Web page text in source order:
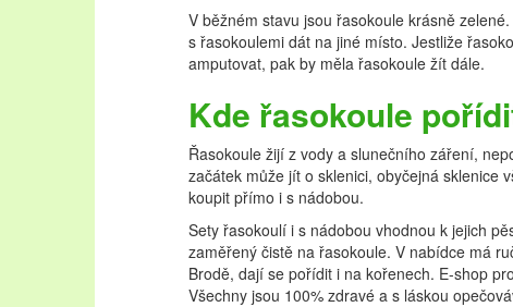
V běžném stavu jsou řasokoule krásně
s řasokoulemi dát na jiné místo. Jestliže
amputovat, pak by měla řasokoule žít dále.
Kde řasokoule
Řasokoule žijí z vody a slunečního záření,
začátek může jít o sklenici, obyčejná sklenice
koupit přímo i s nádobou.
Sety řasokoulí i s nádobou vhodnou k jejich
zaměřený čistě na řasokoule. V nabídce má
Brodě, dají se pořídit i na kořenech. E-shop
Všechny jsou 100% zdravé a s láskou